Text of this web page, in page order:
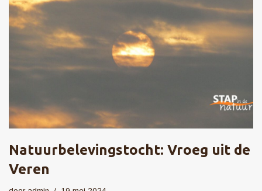
Natuurbelevingstocht: Vroeg uit de
Veren